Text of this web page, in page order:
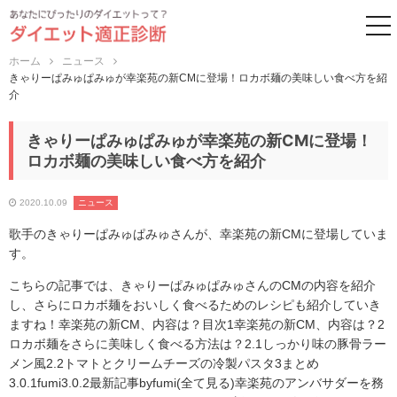
ホーム
ニュース
きゃりーぱみゅぱみゅが幸楽苑の新CMに登場！ロカボ麺の美味しい食べ方を紹
介
きゃりーぱみゅぱみゅが幸楽苑の新CMに登場！
ロカボ麺の美味しい食べ方を紹介
2020.10.09 ニュース
歌手のきゃりーぱみゅぱみゅさんが、幸楽苑の新CMに登場していま
す。
こちらの記事では、きゃりーぱみゅぱみゅさんのCMの内容を紹介
し、さらにロカボ麺をおいしく食べるためのレシピも紹介していき
ますね！幸楽苑の新CM、内容は？目次1幸楽苑の新CM、内容は？2
ロカボ麺をさらに美味しく食べる方法は？2.1しっかり味の豚骨ラー
メン風2.2トマトとクリームチーズの冷製パスタ3まとめ
3.0.1fumi3.0.2最新記事byfumi(全て見る)幸楽苑のアンバサダーを務